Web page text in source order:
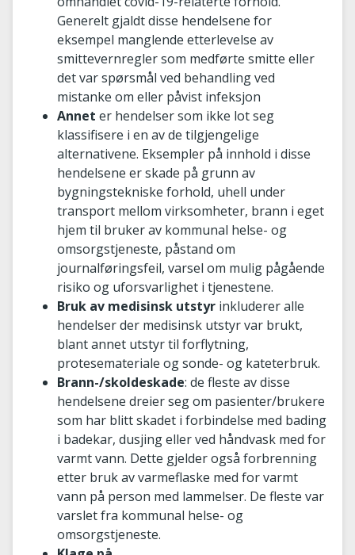
Generelt gjaldt disse hendelsene for
eksempel manglende etterlevelse av
smittevernregler som medførte smitte eller
det var spørsmål ved behandling ved
mistanke om eller påvist infeksjon
Annet er hendelser som ikke lot seg
klassifisere i en av de tilgjengelige
alternativene. Eksempler på innhold i disse
hendelsene er skade på grunn av
bygningstekniske forhold, uhell under
transport mellom virksomheter, brann i eget
hjem til bruker av kommunal helse- og
omsorgstjeneste, påstand om
journalføringsfeil, varsel om mulig pågående
risiko og uforsvarlighet i tjenestene.
Bruk av medisinsk utstyr inkluderer alle
hendelser der medisinsk utstyr var brukt,
blant annet utstyr til forflytning,
protesemateriale og sonde- og kateterbruk.
Brann-/skoldeskade: de fleste av disse
hendelsene dreier seg om pasienter/brukere
som har blitt skadet i forbindelse med bading
i badekar, dusjing eller ved håndvask med for
varmt vann. Dette gjelder også forbrenning
etter bruk av varmeflaske med for varmt
vann på person med lammelser. De fleste var
varslet fra kommunal helse- og
omsorgstjeneste.